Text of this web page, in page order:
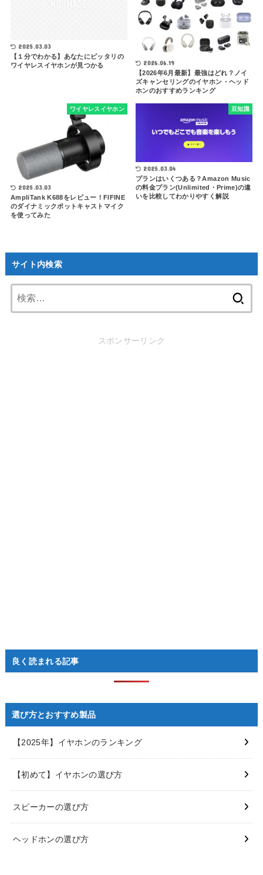
2025.03.03
【１分でわかる】あなたにピッタリの
ワイヤレスイヤホンが見つかる
2026.06.19
【2026年6月最新】最強はどれ？ノイ
ズキャンセリングのイヤホン・ヘッド
ホンのおすすめランキング
ワイヤレスイヤホン
2025.03.03
AmpliTank K688をレビュー！FIFINE
のダイナミックポットキャストマイク
を使ってみた
豆知識
2025.03.04
プランはいくつある？Amazon Music
の料金プラン(Unlimited・Prime)の違
いを比較してわかりやすく解説
サイト内検索
スポンサーリンク
良く読まれる記事
選び方とおすすめ製品
【2025年】イヤホンのランキング
【初めて】イヤホンの選び方
スピーカーの選び方
ヘッドホンの選び方